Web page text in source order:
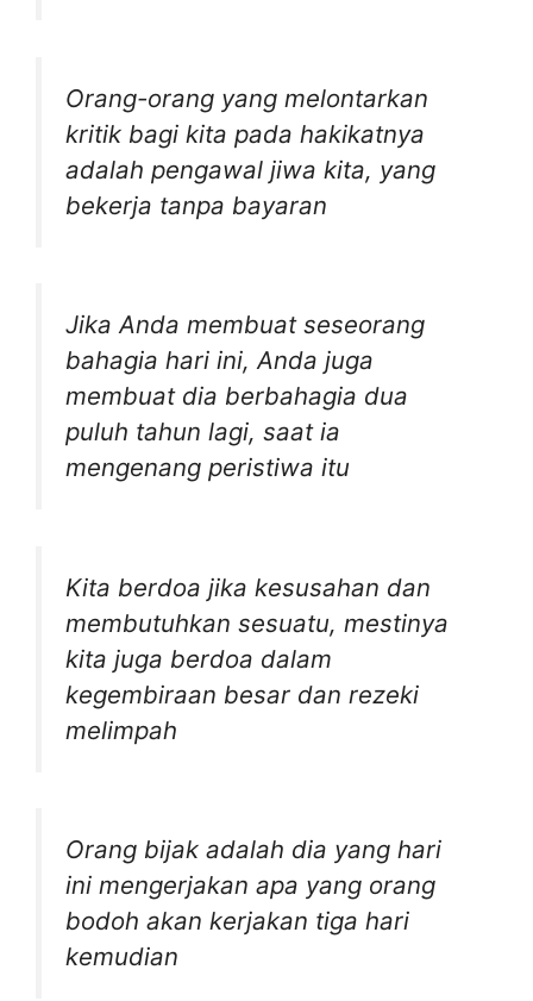
Orang-orang yang melontarkan
kritik bagi kita pada hakikatnya
adalah pengawal jiwa kita, yang
bekerja tanpa bayaran
Jika Anda membuat seseorang
bahagia hari ini, Anda juga
membuat dia berbahagia dua
puluh tahun lagi, saat ia
mengenang peristiwa itu
Kita berdoa jika kesusahan dan
membutuhkan sesuatu, mestinya
kita juga berdoa dalam
kegembiraan besar dan rezeki
melimpah
Orang bijak adalah dia yang hari
ini mengerjakan apa yang orang
bodoh akan kerjakan tiga hari
kemudian